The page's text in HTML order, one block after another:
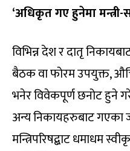
‘अधिकृत गए हुनेमा मन्त्री-
विभिन्न देश र दातृ
बैठक वा फोरम उपयुक्त,
भनेर विवेकपूर्ण छनोट हुने
अन्य निकायहरुबाट गएका
मन्त्रिपरिषद्बाट धमाधम